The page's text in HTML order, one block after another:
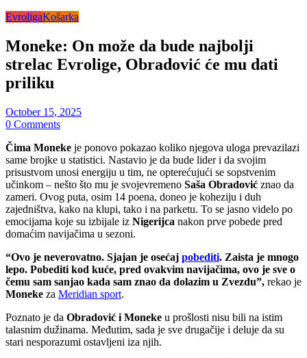
EvroligaKošarka
Moneke: On može da bude najbolji
strelac Evrolige, Obradović će mu dati
priliku
October 15, 2025
0 Comments
Čima Moneke je ponovo pokazao koliko njegova uloga prevazilazi
same brojke u statistici. Nastavio je da bude lider i da svojim
prisustvom unosi energiju u tim, ne opterećujući se sopstvenim
učinkom – nešto što mu je svojevremeno Saša Obradović znao da
zameri. Ovog puta, osim 14 poena, doneo je koheziju i duh
zajedništva, kako na klupi, tako i na parketu. To se jasno videlo po
emocijama koje su izbijale iz Nigerijca nakon prve pobede pred
domaćim navijačima u sezoni.
“Ovo je neverovatno. Sjajan je osećaj pobediti. Zaista je mnogo
lepo. Pobediti kod kuće, pred ovakvim navijačima, ovo je sve o
čemu sam sanjao kada sam znao da dolazim u Zvezdu”, rekao je
Moneke za Meridian sport.
Poznato je da Obradović i Moneke u prošlosti nisu bili na istim
talasnim dužinama. Međutim, sada je sve drugačije i deluje da su
stari nesporazumi ostavljeni iza njih.